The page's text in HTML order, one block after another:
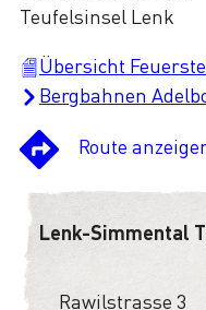
Teufelsinsel Lenk
Übersicht
Bergbahnen
Route
Lenk-Simmental
Rawilstrasse 3